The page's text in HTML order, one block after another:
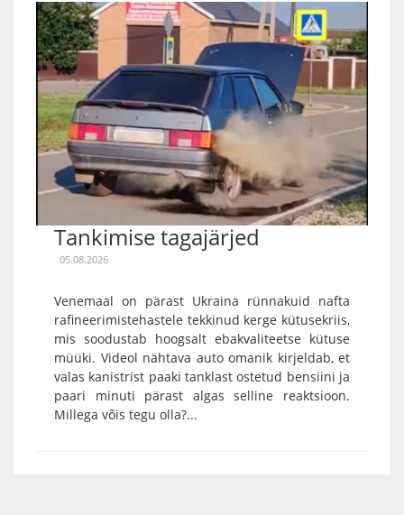
Tankimise tagajärjed
05.08.2026
Venemaal on pärast Ukraina rünnakuid nafta
rafineerimistehastele tekkinud kerge kütusekriis,
mis soodustab hoogsalt ebakvaliteetse kütuse
müüki. Videol nähtava auto omanik kirjeldab, et
valas kanistrist paaki tanklast ostetud bensiini ja
paari minuti pärast algas selline reaktsioon.
Millega võis tegu olla?...